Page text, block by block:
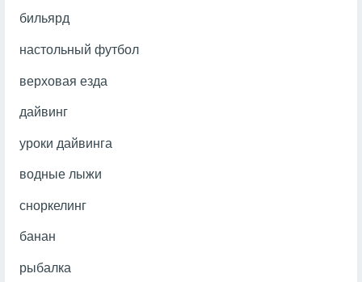
бильярд
настольный футбол
верховая езда
дайвинг
уроки дайвинга
водные лыжи
сноркелинг
банан
рыбалка